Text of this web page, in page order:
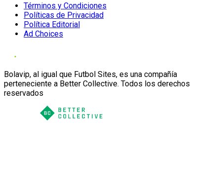
Términos y Condiciones
Políticas de Privacidad
Política Editorial
Ad Choices
Bolavip, al igual que Futbol Sites, es una compañía
perteneciente a Better Collective. Todos los derechos
reservados